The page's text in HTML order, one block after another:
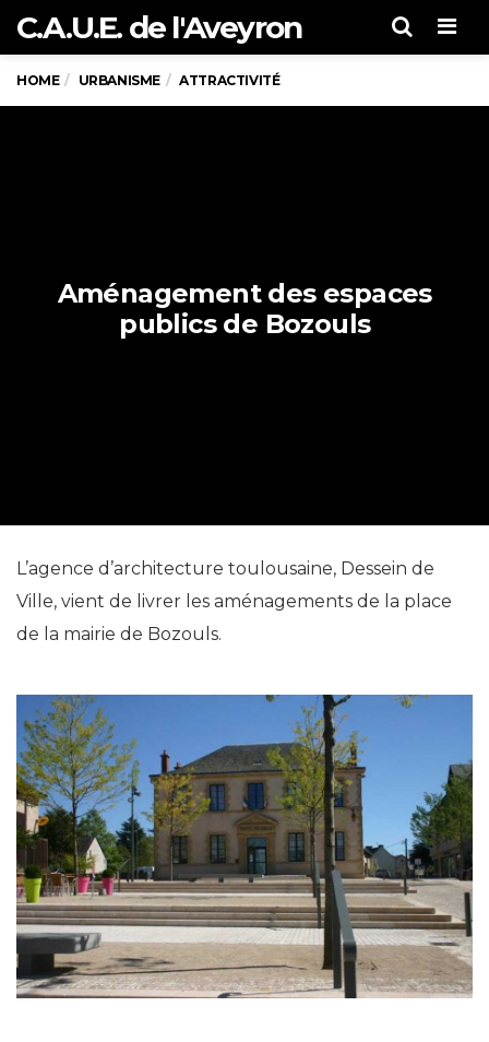
C.A.U.E. de l'Aveyron
HOME URBANISME ATTRACTIVITÉ
Aménagement des espaces
publics de Bozouls
L’agence d’architecture toulousaine, Dessein de
Ville, vient de livrer les aménagements de la place
de la mairie de Bozouls.